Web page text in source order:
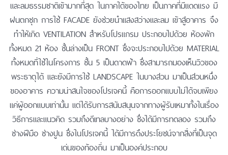
และลมธรรมชาติเข้ามากที่สุด ในภาคใต้ของไทย เป็นภาคที่มีแดดแรง มี
ฝนตกชุก การใช้ FACADE ยังช่วยนำแสงสว่างและลม เข้าสู่อาคาร จึง
ทำให้เกิด VENTILATION สำหรับโปรแกรม ประกอบไปด้วย ห้องพัก
ทั้งหมด 21 ห้อง ชั้นล่างเป็น FRONT ซึ่งจะประกอบไปด้วย MATERIAL
ทั้งหมดที่ใช้ในโครงการ ชั้น 5 เป็นดาดฟ้า ซึ่งสามารถมองเห็นวิวของ
พระธาตุได้ และยังมีการใช้ LANDSCAPE ในบางส่วน มาเป็นส่วนหนึ่ง
ของอาคาร ความน่าสนใจของโปรเจคนี้ คือการออกแบบไม่ได้จบเพียง
แค่ผู้ออกแบบเท่านั้น แต่ได้รับการสนับสนุนจากทางผู้รับเหมาทั้งในเรื่อง
วิธีการและแนวคิด รวมถึงดีเทลบางอย่าง ซึ่งได้มีการทดลอง รวมถึง
ช่างฝีมือ ช่างปูน ซึ่งในโปรเจคนี้ ได้มีการดึงประโยชน์จากสิ่งที่เป็นจุด
เด่นของท้องถิ่น มาเป็นองค์ประกอบ